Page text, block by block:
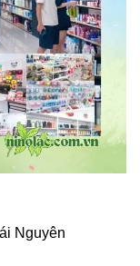
Nguyên